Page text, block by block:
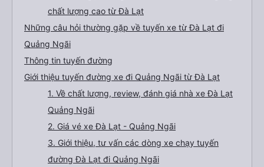
chất lượng cao từ Đà Lạt
Những câu hỏi thường gặp về tuyến xe từ Đà Lạt đi
Quảng Ngãi
Thông tin tuyến đường
Giới thiệu tuyến đường xe đi Quảng Ngãi từ Đà Lạt
1. Về chất lượng, review, đánh giá nhà xe Đà Lạt
Quảng Ngãi
2. Giá vé xe Đà Lạt - Quảng Ngãi
3. Giới thiệu, tư vấn các dòng xe chạy tuyến
đường Đà Lạt đi Quảng Ngãi